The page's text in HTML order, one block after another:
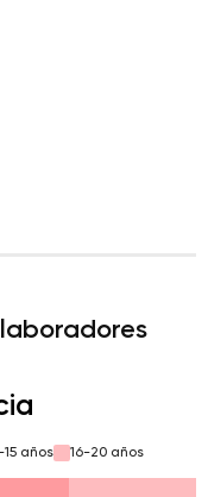
15 años 16-20 años